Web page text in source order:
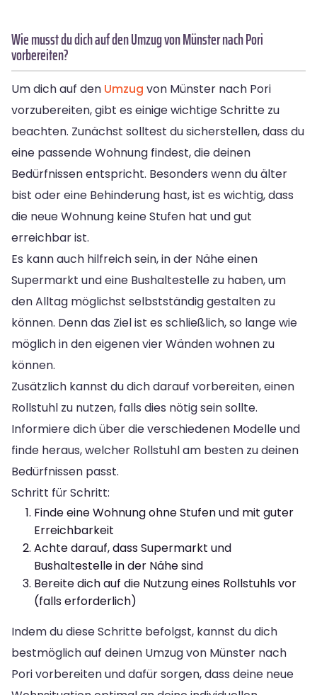
Wie musst du dich auf den Umzug von Münster nach Pori
vorbereiten?
Um dich auf den Umzug von Münster nach Pori
vorzubereiten, gibt es einige wichtige Schritte zu
beachten. Zunächst solltest du sicherstellen, dass du
eine passende Wohnung findest, die deinen
Bedürfnissen entspricht. Besonders wenn du älter
bist oder eine Behinderung hast, ist es wichtig, dass
die neue Wohnung keine Stufen hat und gut
erreichbar ist.
Es kann auch hilfreich sein, in der Nähe einen
Supermarkt und eine Bushaltestelle zu haben, um
den Alltag möglichst selbstständig gestalten zu
können. Denn das Ziel ist es schließlich, so lange wie
möglich in den eigenen vier Wänden wohnen zu
können.
Zusätzlich kannst du dich darauf vorbereiten, einen
Rollstuhl zu nutzen, falls dies nötig sein sollte.
Informiere dich über die verschiedenen Modelle und
finde heraus, welcher Rollstuhl am besten zu deinen
Bedürfnissen passt.
Schritt für Schritt:
Finde eine Wohnung ohne Stufen und mit guter
Erreichbarkeit
Achte darauf, dass Supermarkt und
Bushaltestelle in der Nähe sind
Bereite dich auf die Nutzung eines Rollstuhls vor
(falls erforderlich)
Indem du diese Schritte befolgst, kannst du dich
bestmöglich auf deinen Umzug von Münster nach
Pori vorbereiten und dafür sorgen, dass deine neue